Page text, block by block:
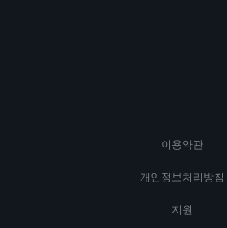
이용약관
개인정보처리방침
지원